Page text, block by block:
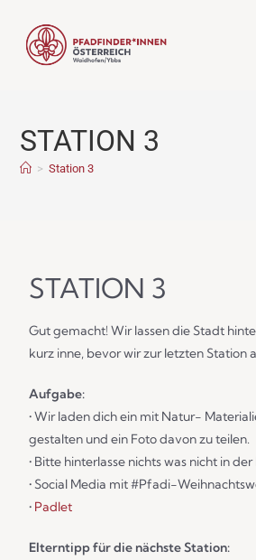
STATION 3
> Station 3
STATION 3
Gut gemacht! Wir lassen die Stadt
kurz inne, bevor wir zur letzten Station
Aufgabe:
• Wir laden dich ein mit Natur-
gestalten und ein Foto davon zu teilen.
• Bitte hinterlasse nichts was nicht in
• Social Media mit #Pfadi-
• Padlet
Elterntipp für die nächste Station: